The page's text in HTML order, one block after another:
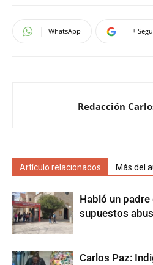
WhatsApp +
Redacción
Artículo relacionados Más del
Habló un
supuestos
Carlos Paz: